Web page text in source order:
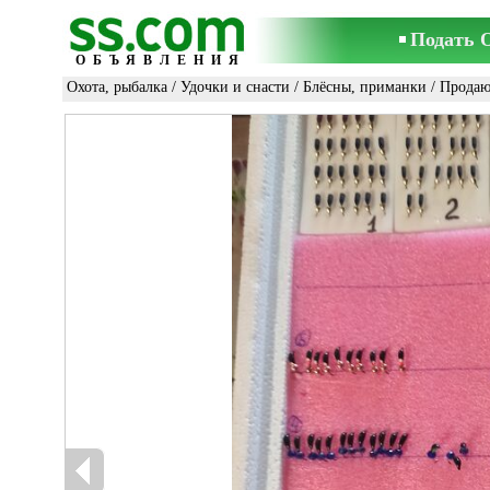
ОБЪЯВЛЕНИЯ
Подать
Охота, рыбалка / Удочки и снасти / Блёсны, приманки /